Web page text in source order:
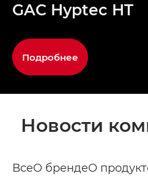
GAC Hyptec HT
Подробнее
Новости
ВсеО брендеО